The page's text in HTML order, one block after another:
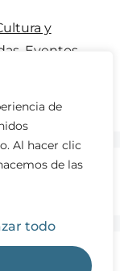
de
Al hacer clic
de las
todo
y
Eventos